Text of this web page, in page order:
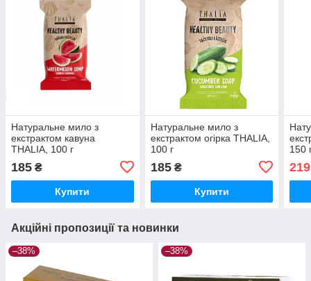
Натуральне мило з
екстрактом кавуна
THALIA, 100 г
185 ₴
Купити
Натуральне мило з
екстрактом огірка THALIA,
100 г
185₴
Купити
150
219
Акційні пропозиції та новинки
–38% –38%